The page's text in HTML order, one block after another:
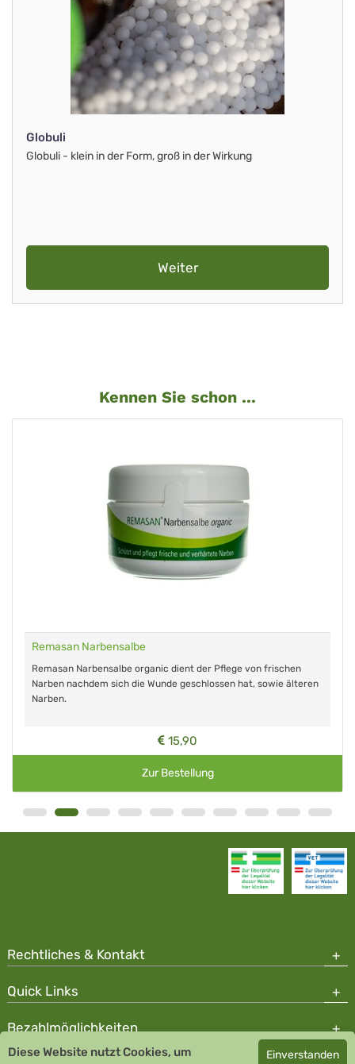
Globuli
Globuli - klein in der Form, groß in der Wirkung
Weiter
Kennen Sie schon ...
Remasan Narbensalbe
Remasan Narbensalbe organic dient der Pflege von frischen
Narben nachdem sich die Wunde geschlossen hat, sowie älteren
Narben.
15,90
Zur Bestellung
Rechtliches & Kontakt
Quick Links
Bezahlmöglichkeiten
Diese Website nutzt Cookies, um Einverstanden